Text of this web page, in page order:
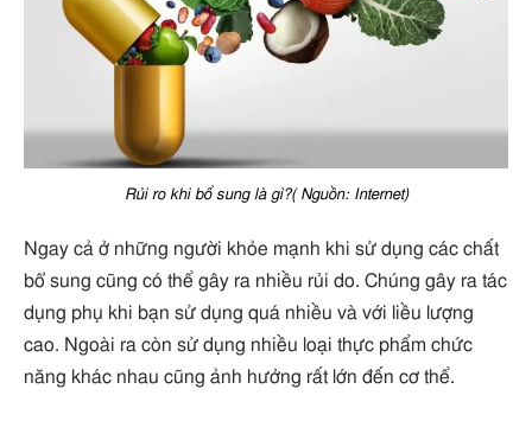
Rủi ro khi bổ sung là gì?( Nguồn: Internet)
Ngay cả ở những người khỏe mạnh khi sử dụng các chất
bổ sung cũng có thể gây ra nhiều rủi do. Chúng gây ra tác
dụng phụ khi bạn sử dụng quá nhiều và với liều lượng
cao. Ngoài ra còn sử dụng nhiều loại thực phẩm chức
năng khác nhau cũng ảnh hưởng rất lớn đến cơ thể.